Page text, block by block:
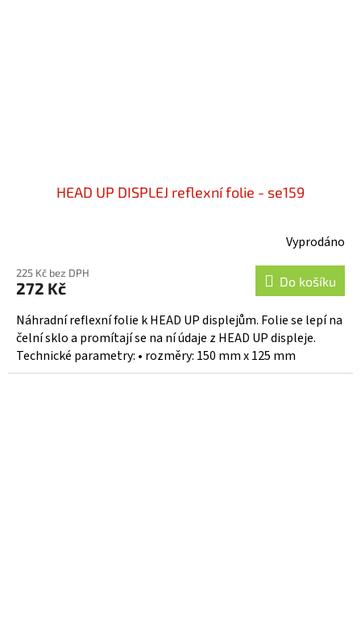
HEAD UP DISPLEJ reflexní folie - se159
Vyprodáno
225 Kč bez DPH
272 Kč Do košíku
Náhradní reflexní folie k HEAD UP displejům. Folie se lepí na
čelní sklo a promítají se na ní údaje z HEAD UP displeje.
Technické parametry: • rozměry: 150 mm x 125 mm